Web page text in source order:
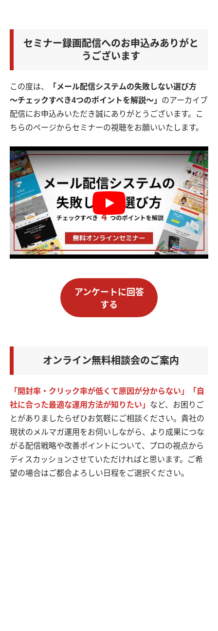
セミナー録画配信へのお申込みありがと
うございます
この度は、 「 メール配信システムの失敗しない選び方
～チェックすべき4つのポイントを解説～」 のアーカイブ
配信にお申込みいただき誠にありがとうございます。こ
ちらのページからセミナーの視聴をお願いいたします。
Play
アンケートに回答
する
オンライン無料相談会のご案内
「開封率・クリック率が低くて原因が分からない」「自
社に合った最適な運用方法が知りたい」 など、お困りご
とがありましたらぜひお気軽にご相談ください。貴社の
現状のメルマガ運用をお伺いしながら、より成果につな
がる配信戦略や改善ポイントについて、プロの視点から
ディスカッションさせていただければと思います。ご希
望の場合はご都合よろしい日程をご選択ください。